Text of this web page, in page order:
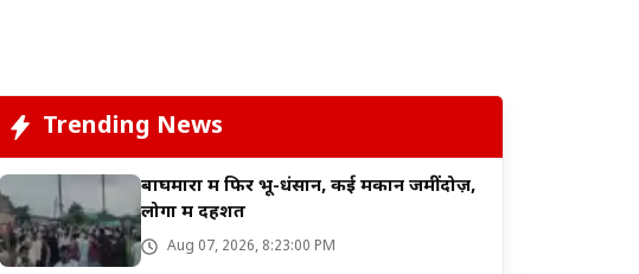
Trending News
बाघमारा में फिर भू-धंसान, कई मकान जमींदोज़,
लोगों में दहशत
Aug 07, 2026, 8:23:00 PM